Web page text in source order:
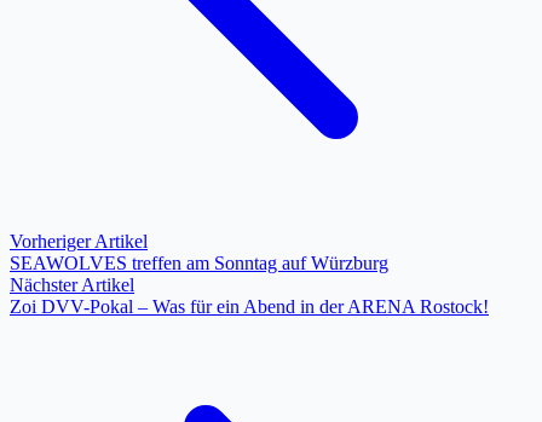
Vorheriger Artikel
SEAWOLVES treffen am Sonntag auf Würzburg
Nächster Artikel
Zoi DVV-Pokal – Was für ein Abend in der ARENA Rostock!